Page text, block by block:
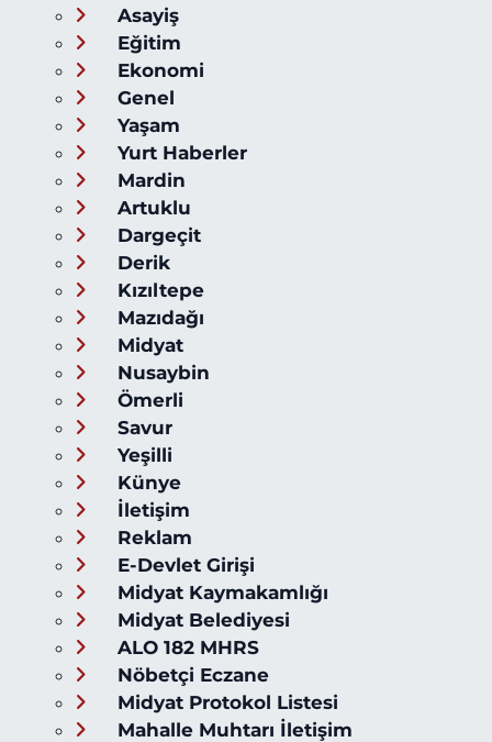
Asayiş
Eğitim
Ekonomi
Genel
Yaşam
Yurt Haberler
Mardin
Artuklu
Dargeçit
Derik
Kızıltepe
Mazıdağı
Midyat
Nusaybin
Ömerli
Savur
Yeşilli
Künye
İletişim
Reklam
E-Devlet Girişi
Midyat Kaymakamlığı
Midyat Belediyesi
ALO 182 MHRS
Nöbetçi Eczane
Midyat Protokol Listesi
Mahalle Muhtarı İletişim